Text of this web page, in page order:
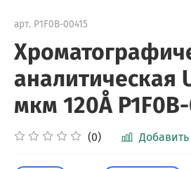
арт. P1F0B-00415
аналитическая
мкм 120Å
(0)